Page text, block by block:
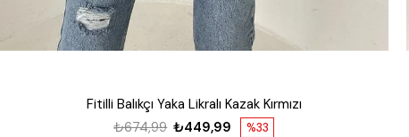
Fitilli Balıkçı Yaka Likralı Kazak Kırmızı
%33
₺449,99
₺674,99